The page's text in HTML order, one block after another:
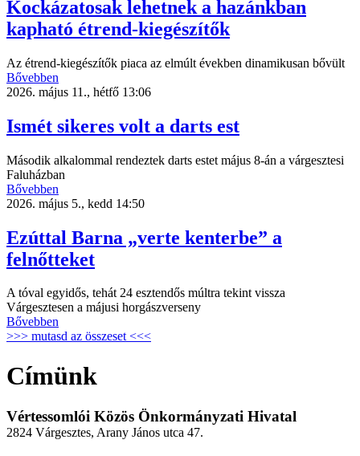
Kockázatosak lehetnek a hazánkban
kapható étrend-kiegészítők
Az étrend-kiegészítők piaca az elmúlt években dinamikusan bővült
Bővebben
2026. május 11., hétfő 13:06
Ismét sikeres volt a darts est
Második alkalommal rendeztek darts estet május 8-án a várgesztesi
Faluházban
Bővebben
2026. május 5., kedd 14:50
Ezúttal Barna „verte kenterbe” a
felnőtteket
A tóval egyidős, tehát 24 esztendős múltra tekint vissza
Várgesztesen a májusi horgászverseny
Bővebben
>>> mutasd az összeset <<<
Címünk
Vértessomlói Közös Önkormányzati Hivatal
2824 Várgesztes, Arany János utca 47.